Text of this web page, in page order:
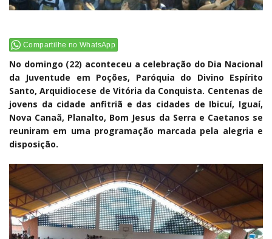
Compartilhe no WhatsApp
No domingo (22) aconteceu a celebração do Dia Nacional
da Juventude em Poções, Paróquia do Divino Espírito
Santo, Arquidiocese de Vitória da Conquista. Centenas de
jovens da cidade anfitriã e das cidades de Ibicuí, Iguaí,
Nova Canaã, Planalto, Bom Jesus da Serra e Caetanos se
reuniram em uma programação marcada pela alegria e
disposição.